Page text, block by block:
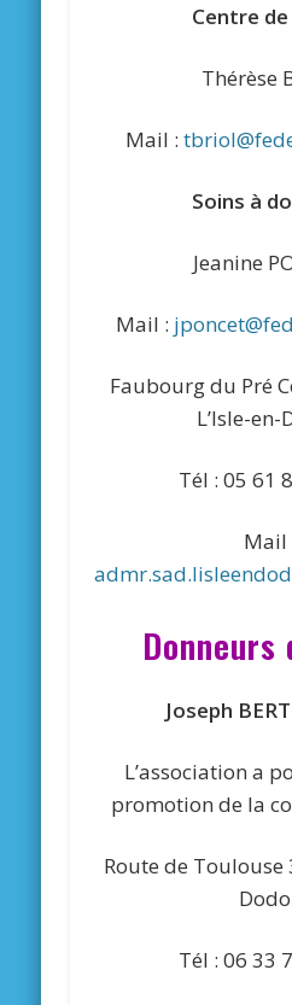
Centre
Thérèse
Mail :
Soins à
Jeanine
Mail :
Faubourg du Pré
L’Isle-en-
Tél : 05 61
Mail
Donneurs
Joseph
L’association a
promotion de la
Route de Toulouse
Tél : 06 33